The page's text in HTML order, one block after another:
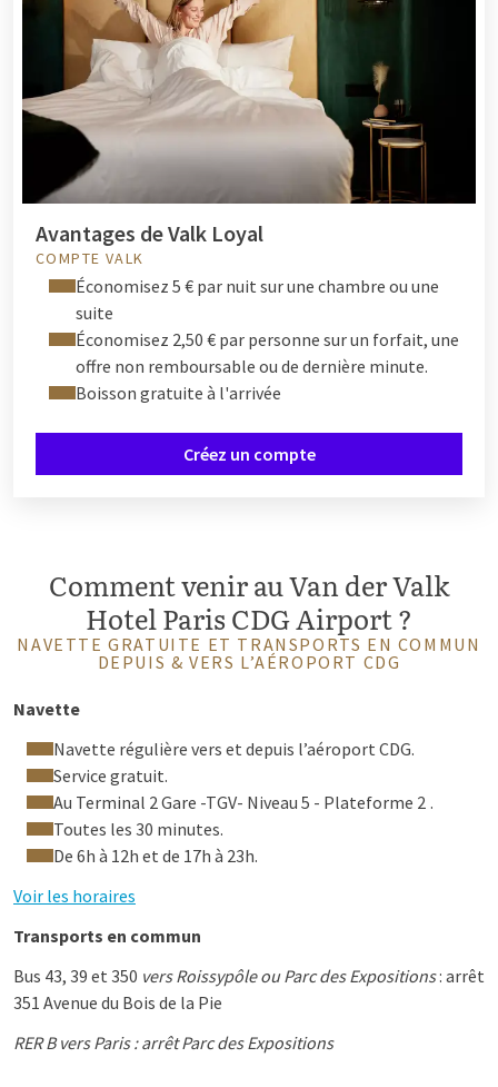
Avantages de Valk Loyal
COMPTE VALK
Économisez 5 € par nuit sur une chambre ou une
suite
Économisez 2,50 € par personne sur un forfait, une
offre non remboursable ou de dernière minute.
Boisson gratuite à l'arrivée
Créez un compte
Comment venir au Van der Valk
Hotel Paris CDG Airport ?
NAVETTE GRATUITE ET TRANSPORTS EN COMMUN
DEPUIS & VERS L’AÉROPORT CDG
Navette
Navette régulière vers et depuis l’aéroport CDG.
Service gratuit.
Au Terminal 2 Gare -TGV- Niveau 5 - Plateforme 2 .
Toutes les 30 minutes.
De 6h à 12h et de 17h à 23h.
Voir les horaires
Transports en commun
Bus 43, 39 et 350 vers Roissypôle ou Parc des Expositions: arrêt
351 Avenue du Bois de la Pie
RER B vers Paris : arrêt Parc des Expositions